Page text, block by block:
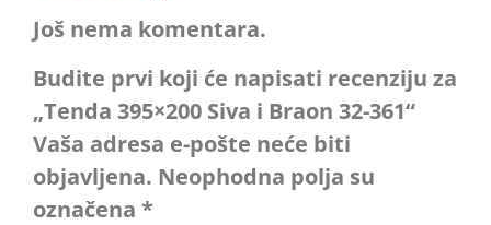
Još nema komentara.
Budite prvi koji će napisati recenziju za
„Tenda 395×200 Siva i Braon 32-361“
Vaša adresa e-pošte neće biti
objavljena. Neophodna polja su
označena *